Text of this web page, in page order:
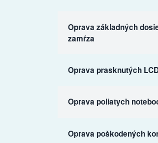
Oprava základných
zamŕza
Oprava prasknutých
Oprava poliatych
Oprava poškodených